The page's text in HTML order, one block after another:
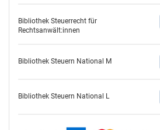
Bibliothek Steuerrecht für
Rechtsanwält:innen
Bibliothek Steuern National M
Bibliothek Steuern National L